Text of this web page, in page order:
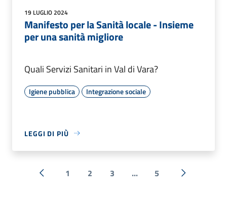
19 LUGLIO 2024
Manifesto per la Sanità locale - Insieme
per una sanità migliore
Quali Servizi Sanitari in Val di Vara?
Igiene pubblica Integrazione sociale
LEGGI DI PIÙ
« Precedente
1 2 3 ... 5 Successiva